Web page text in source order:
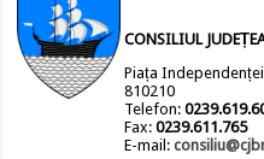
CONSILIUL
Piața
810210
Telefon:
Fax:0239.611.765
E-mail: